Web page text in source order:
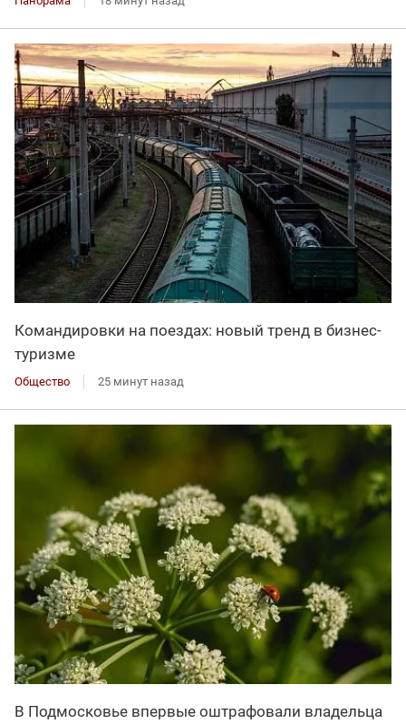
Командировки на поездах: новый тренд в бизнес-
туризме
Общество 25 минут назад
В Подмосковье впервые оштрафовали владельца